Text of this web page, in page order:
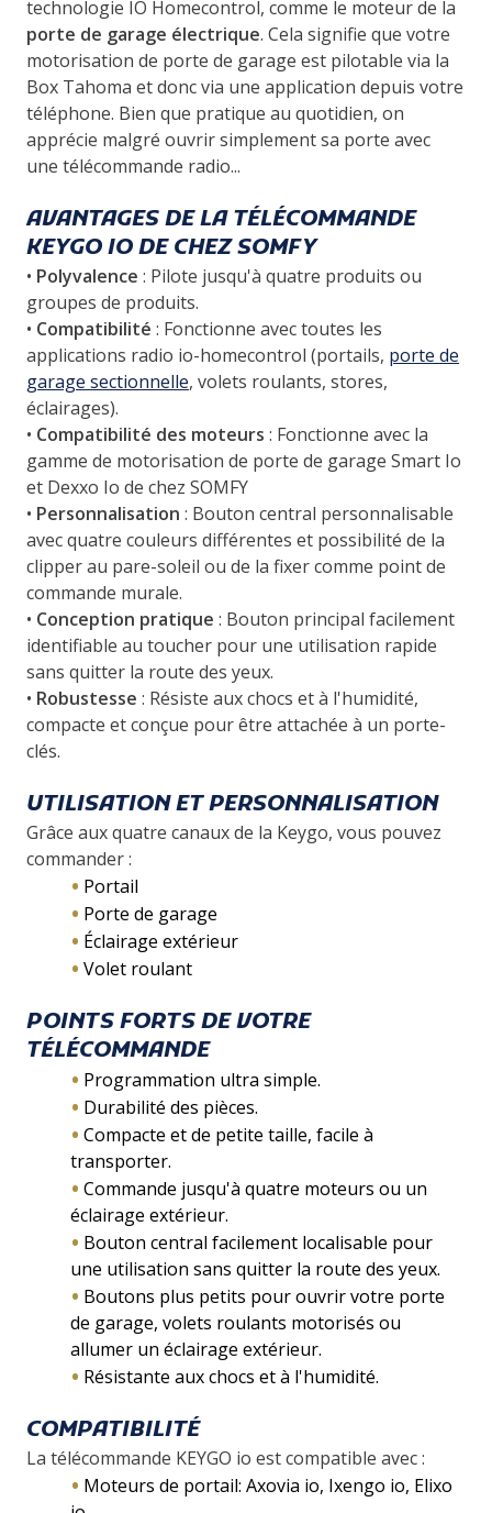
technologie IO Homecontrol, comme le moteur de la
porte de garage électrique. Cela signifie que votre
motorisation de porte de garage est pilotable via la
Box Tahoma et donc via une application depuis votre
téléphone. Bien que pratique au quotidien, on
apprécie malgré ouvrir simplement sa porte avec
une télécommande radio...
AVANTAGES DE LA TÉLÉCOMMANDE
KEYGO IO DE CHEZ SOMFY
• Polyvalence : Pilote jusqu'à quatre produits ou
groupes de produits.
• Compatibilité : Fonctionne avec toutes les
applications radio io-homecontrol (portails, porte de
garage sectionnelle, volets roulants, stores,
éclairages).
• Compatibilité des moteurs : Fonctionne avec la
gamme de motorisation de porte de garage Smart Io
et Dexxo Io de chez SOMFY
• Personnalisation : Bouton central personnalisable
avec quatre couleurs différentes et possibilité de la
clipper au pare-soleil ou de la fixer comme point de
commande murale.
• Conception pratique : Bouton principal facilement
identifiable au toucher pour une utilisation rapide
sans quitter la route des yeux.
• Robustesse : Résiste aux chocs et à l'humidité,
compacte et conçue pour être attachée à un porte-
clés.
UTILISATION ET PERSONNALISATION
Grâce aux quatre canaux de la Keygo, vous pouvez
commander :
Portail
Porte de garage
Éclairage extérieur
Volet roulant
POINTS FORTS DE VOTRE
TÉLÉCOMMANDE
Programmation ultra simple.
Durabilité des pièces.
Compacte et de petite taille, facile à
transporter.
Commande jusqu'à quatre moteurs ou un
éclairage extérieur.
Bouton central facilement localisable pour
une utilisation sans quitter la route des yeux.
Boutons plus petits pour ouvrir votre porte
de garage, volets roulants motorisés ou
allumer un éclairage extérieur.
Résistante aux chocs et à l'humidité.
COMPATIBILITÉ
La télécommande KEYGO io est compatible avec :
Moteurs de portail: Axovia io, Ixengo io, Elixo